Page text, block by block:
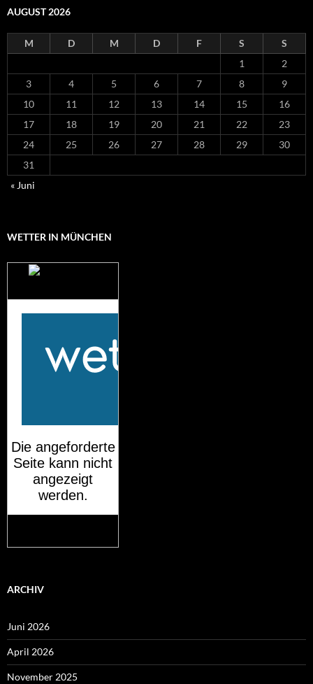
AUGUST 2026
M D M D F S
S
1
2
3
4 5 6 7 8
9
10
11 12 13 14 15
16
17
18 19 20 21 22
23
24
25 26 27 28 29
30
31
« Juni
WETTER IN MÜNCHEN
ARCHIV
Juni 2026
April 2026
November 2025